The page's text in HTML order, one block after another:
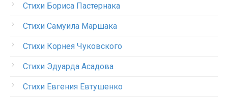
Стихи Бориса Пастернака
Стихи Самуила Маршака
Стихи Корнея Чуковского
Стихи Эдуарда Асадова
Стихи Евгения Евтушенко